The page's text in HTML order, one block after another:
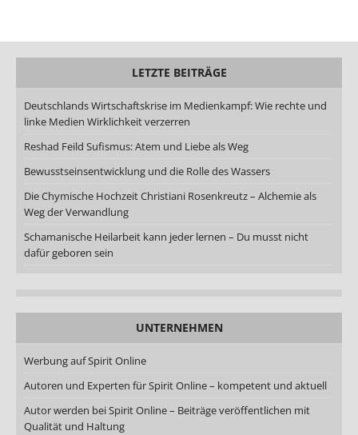
LETZTE BEITRÄGE
Deutschlands Wirtschaftskrise im Medienkampf: Wie rechte und
linke Medien Wirklichkeit verzerren
Reshad Feild Sufismus: Atem und Liebe als Weg
Bewusstseinsentwicklung und die Rolle des Wassers
Die Chymische Hochzeit Christiani Rosenkreutz – Alchemie als
Weg der Verwandlung
Schamanische Heilarbeit kann jeder lernen – Du musst nicht
dafür geboren sein
UNTERNEHMEN
Werbung auf Spirit Online
Autoren und Experten für Spirit Online – kompetent und aktuell
Autor werden bei Spirit Online – Beiträge veröffentlichen mit
Qualität und Haltung